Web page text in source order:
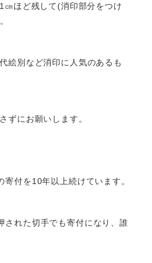
ど残して(消印部分をつけ
別など消印に人気のあるも
にお願いします。
寄付を10年以上続けています。
された切手でも寄付になり、誰